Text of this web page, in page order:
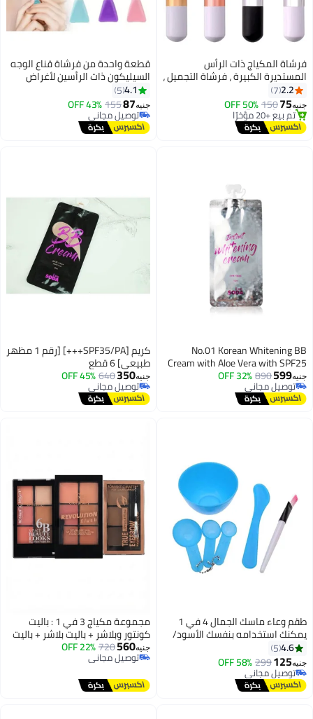
فرشاة المكياج ذات الرأس
المستديرة الكبيرة ، فرشاة التجميل ،
فرشاة كريم الأساس ، فرشاة أحمر
الخدود ، فرشاة بودرة الوجه ، فرشاة
كريم BB للاستخدام اليومي أو السفر
2.2
7
جنيه75
150
50% OFF
أقل سعر في 7 يوم
توصيل مجاني
تم بيع +20 مؤخرًا
أقل سعر في 7 يوم
قطعة واحدة من فرشاة قناع الوجه
السيليكون ذات الرأسين لأغراض
التنظيف والتدليك وتطبيق أقنعة
الوجه المختلفة ، تنظيف الوجه و
توزيع الكريمات و المكياج على الوجه
4.1
5
جنيه87
155
43% OFF
توصيل مجاني
توصيل مجاني
No.01 Korean Whitening BB
Cream with Aloe Vera with SPF25
For Moisturizing
Hyperpigmentation & Whitening &
Lightening For Elastic & Youthful
جنيه599
890
32% OFF
توصيل مجاني
توصيل مجاني
كريم [SPF35/PA+++] [رقم 1 مظهر
طبيعي] 6 قطع
جنيه350
640
45% OFF
توصيل مجاني
توصيل مجاني
طقم وعاء ماسك الجمال 4 في 1
يمكنك استخدامه بنفسك الأسود/
الوردي/ الأزرق
4.6
5
جنيه125
299
58% OFF
توصيل مجاني
توصيل مجاني
مجموعة مكياج 3 في 1 : باليت
كونتور وبلاشر + باليت بلاشر + باليت
بودرة لتحديد وملء الحواجب
جنيه560
720
22% OFF
توصيل مجاني
توصيل مجاني